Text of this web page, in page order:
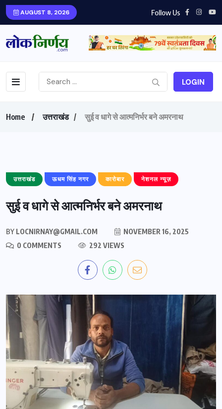
AUGUST 8, 2026 Follow Us
LOGIN
Home उत्तराखंड सुई व धागे से आत्मनिर्भर बने अमरनाथ
उत्तराखंड ऊधम सिंह नगर कारोबार नेशनल न्यूज़
सुई व धागे से आत्मनिर्भर बने अमरनाथ
BY LOCNIRNAY@GMAIL.COM
NOVEMBER 16, 2025
0 COMMENTS
292 VIEWS